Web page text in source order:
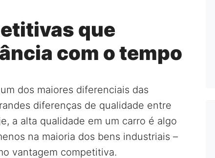
que
com o tempo
dos maiores diferenciais das
diferenças de qualidade entre
a alta qualidade em um carro é algo
na maioria dos bens industriais –
vantagem competitiva.